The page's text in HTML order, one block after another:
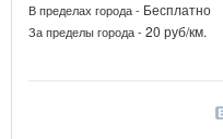
В пределах города - Бесплатно
За пределы города - 20 руб/км.